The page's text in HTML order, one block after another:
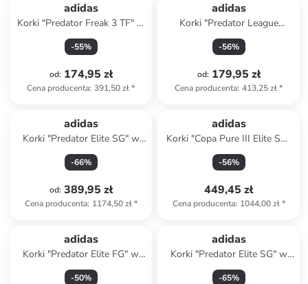
adidas
Korki "Predator Freak 3 TF" w
kolorze granatowym
-55%
od: 174,95 zł
Cena producenta: 391,50 zł*
adidas
Korki "Predator League
FG/MG" w kolorze czerwonym
-56%
od: 179,95 zł
Cena producenta: 413,25 zł*
adidas
Korki "Predator Elite SG" w
kolorze białym
-66%
od: 389,95 zł
Cena producenta: 1174,50 zł*
adidas
Korki "Copa Pure III Elite SG"
w kolorze białym
-56%
449,45 zł
Cena producenta: 1044,00 zł*
adidas
Korki "Predator Elite FG" w
kolorze biało-różowo-żółtym
-50%
adidas
Korki "Predator Elite SG" w
kolorze różowym
-65%